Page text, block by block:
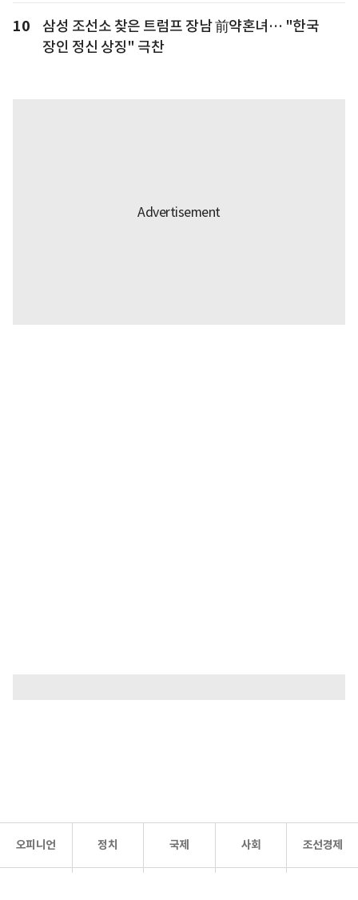
10
삼성 조선소 찾은 트럼프 장남 前약혼녀… "한국
장인 정신 상징" 극찬
오피니언 정치 국제 사회 조선경제